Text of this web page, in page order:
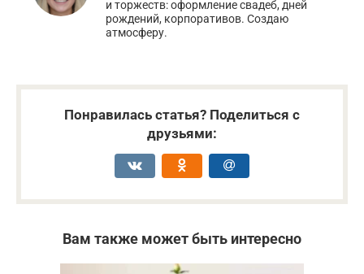
и торжеств: оформление свадеб, дней
рождений, корпоративов. Создаю
атмосферу.
Понравилась статья? Поделиться с
друзьями:
Вам также может быть интересно